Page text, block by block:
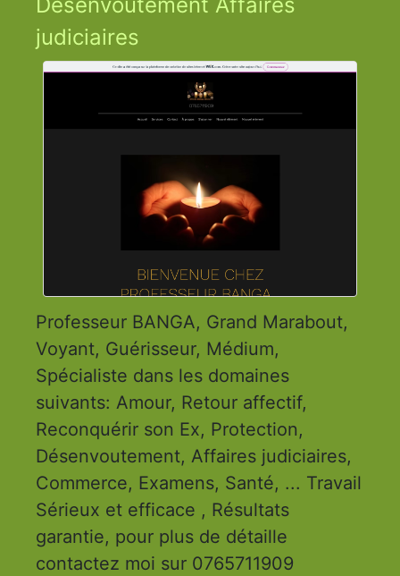
judiciaires
Professeur BANGA, Grand Marabout,
Voyant, Guérisseur, Médium,
Spécialiste dans les domaines
suivants: Amour, Retour affectif,
Reconquérir son Ex, Protection,
Désenvoutement, Affaires judiciaires,
Commerce, Examens, Santé, ... Travail
Sérieux et efficace , Résultats
garantie, pour plus de détaille
contactez moi sur 0765711909